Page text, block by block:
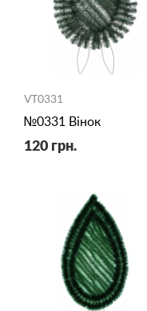
VT0331
№0331 Вінок
120 грн.